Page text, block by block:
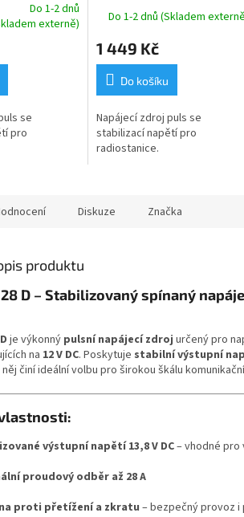
Do 1-2 dnů
externě)
se
pro
Do 1-2 dnů (Skladem
1 449 Kč
Do košíku
Napájecí zdroj puls se
stabilizací napětí pro
radiostanice.
Diskuze Značka
produktu
28 D – Stabilizovaný spínaný
je výkonný pulsní napájecí zdroj určený pro
na 12 V DC. Poskytuje stabilní výstupní
něj činí ideální volbu pro širokou škálu
výstupní napětí 13,8 V DC– vhodné pro
proudový odběr až 28 A
proti přetížení a zkratu – bezpečný provoz